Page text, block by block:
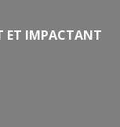
ET IMPACTANT